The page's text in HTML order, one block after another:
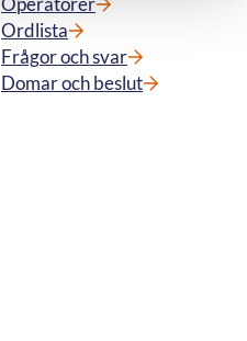
Operatörer
Ordlista
Frågor och svar
Domar och beslut